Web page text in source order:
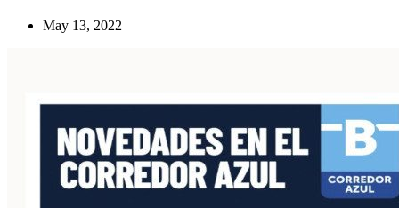
May 13, 2022